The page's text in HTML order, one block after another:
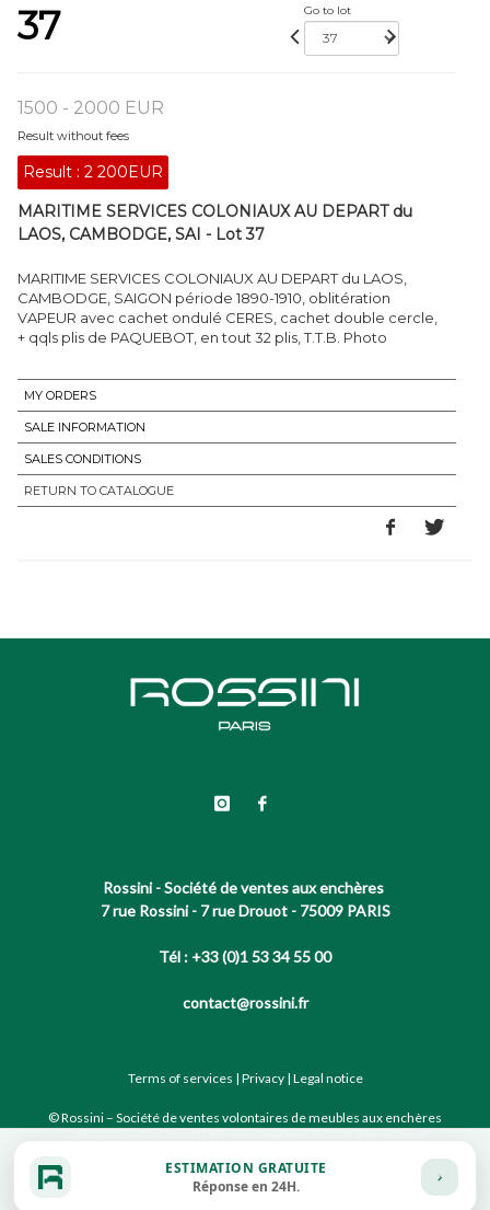
37 Go to lot
1500 - 2000 EUR
Result without fees
Result : 2 200EUR
MARITIME SERVICES COLONIAUX AU DEPART du
LAOS, CAMBODGE, SAI - Lot 37
MARITIME SERVICES COLONIAUX AU DEPART du LAOS,
CAMBODGE, SAIGON période 1890-1910, oblitération
VAPEUR avec cachet ondulé CERES, cachet double cercle,
+ qqls plis de PAQUEBOT, en tout 32 plis, T.T.B. Photo
MY ORDERS
SALE INFORMATION
SALES CONDITIONS
RETURN TO CATALOGUE
Rossini - Société de ventes aux enchères
7 rue Rossini - 7 rue Drouot - 75009 PARIS
Tél : +33 (0)1 53 34 55 00
contact@rossini.fr
Terms of services | Privacy| Legal notice
© Rossini – Société de ventes volontaires de meubles aux enchères
Site conçu par notre partenaire
ESTIMATION GRATUITE
Réponse en 24H.